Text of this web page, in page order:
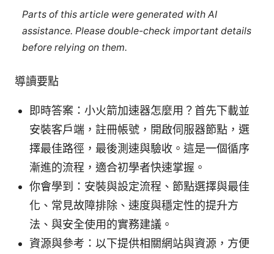
Parts of this article were generated with AI
assistance. Please double-check important details
before relying on them.
導讀要點
即時答案：小火箭加速器怎麼用？首先下載並
安裝客戶端，註冊帳號，開啟伺服器節點，選
擇最佳路徑，最後測速與驗收。這是一個循序
漸進的流程，適合初學者快速掌握。
你會學到：安裝與設定流程、節點選擇與最佳
化、常見故障排除、速度與穩定性的提升方
法、與安全使用的實務建議。
資源與參考：以下提供相關網站與資源，方便